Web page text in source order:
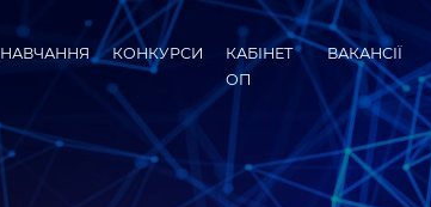
НАВЧАННЯ КОНКУРСИ
КАБІНЕТ
ОП
ВАКАНСІЇ